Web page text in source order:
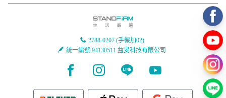
2788-0207 (手機加02)
統一編號 94130511 益旻科技有限公司
Facebook pageInstagram page
Line pageYoutube page